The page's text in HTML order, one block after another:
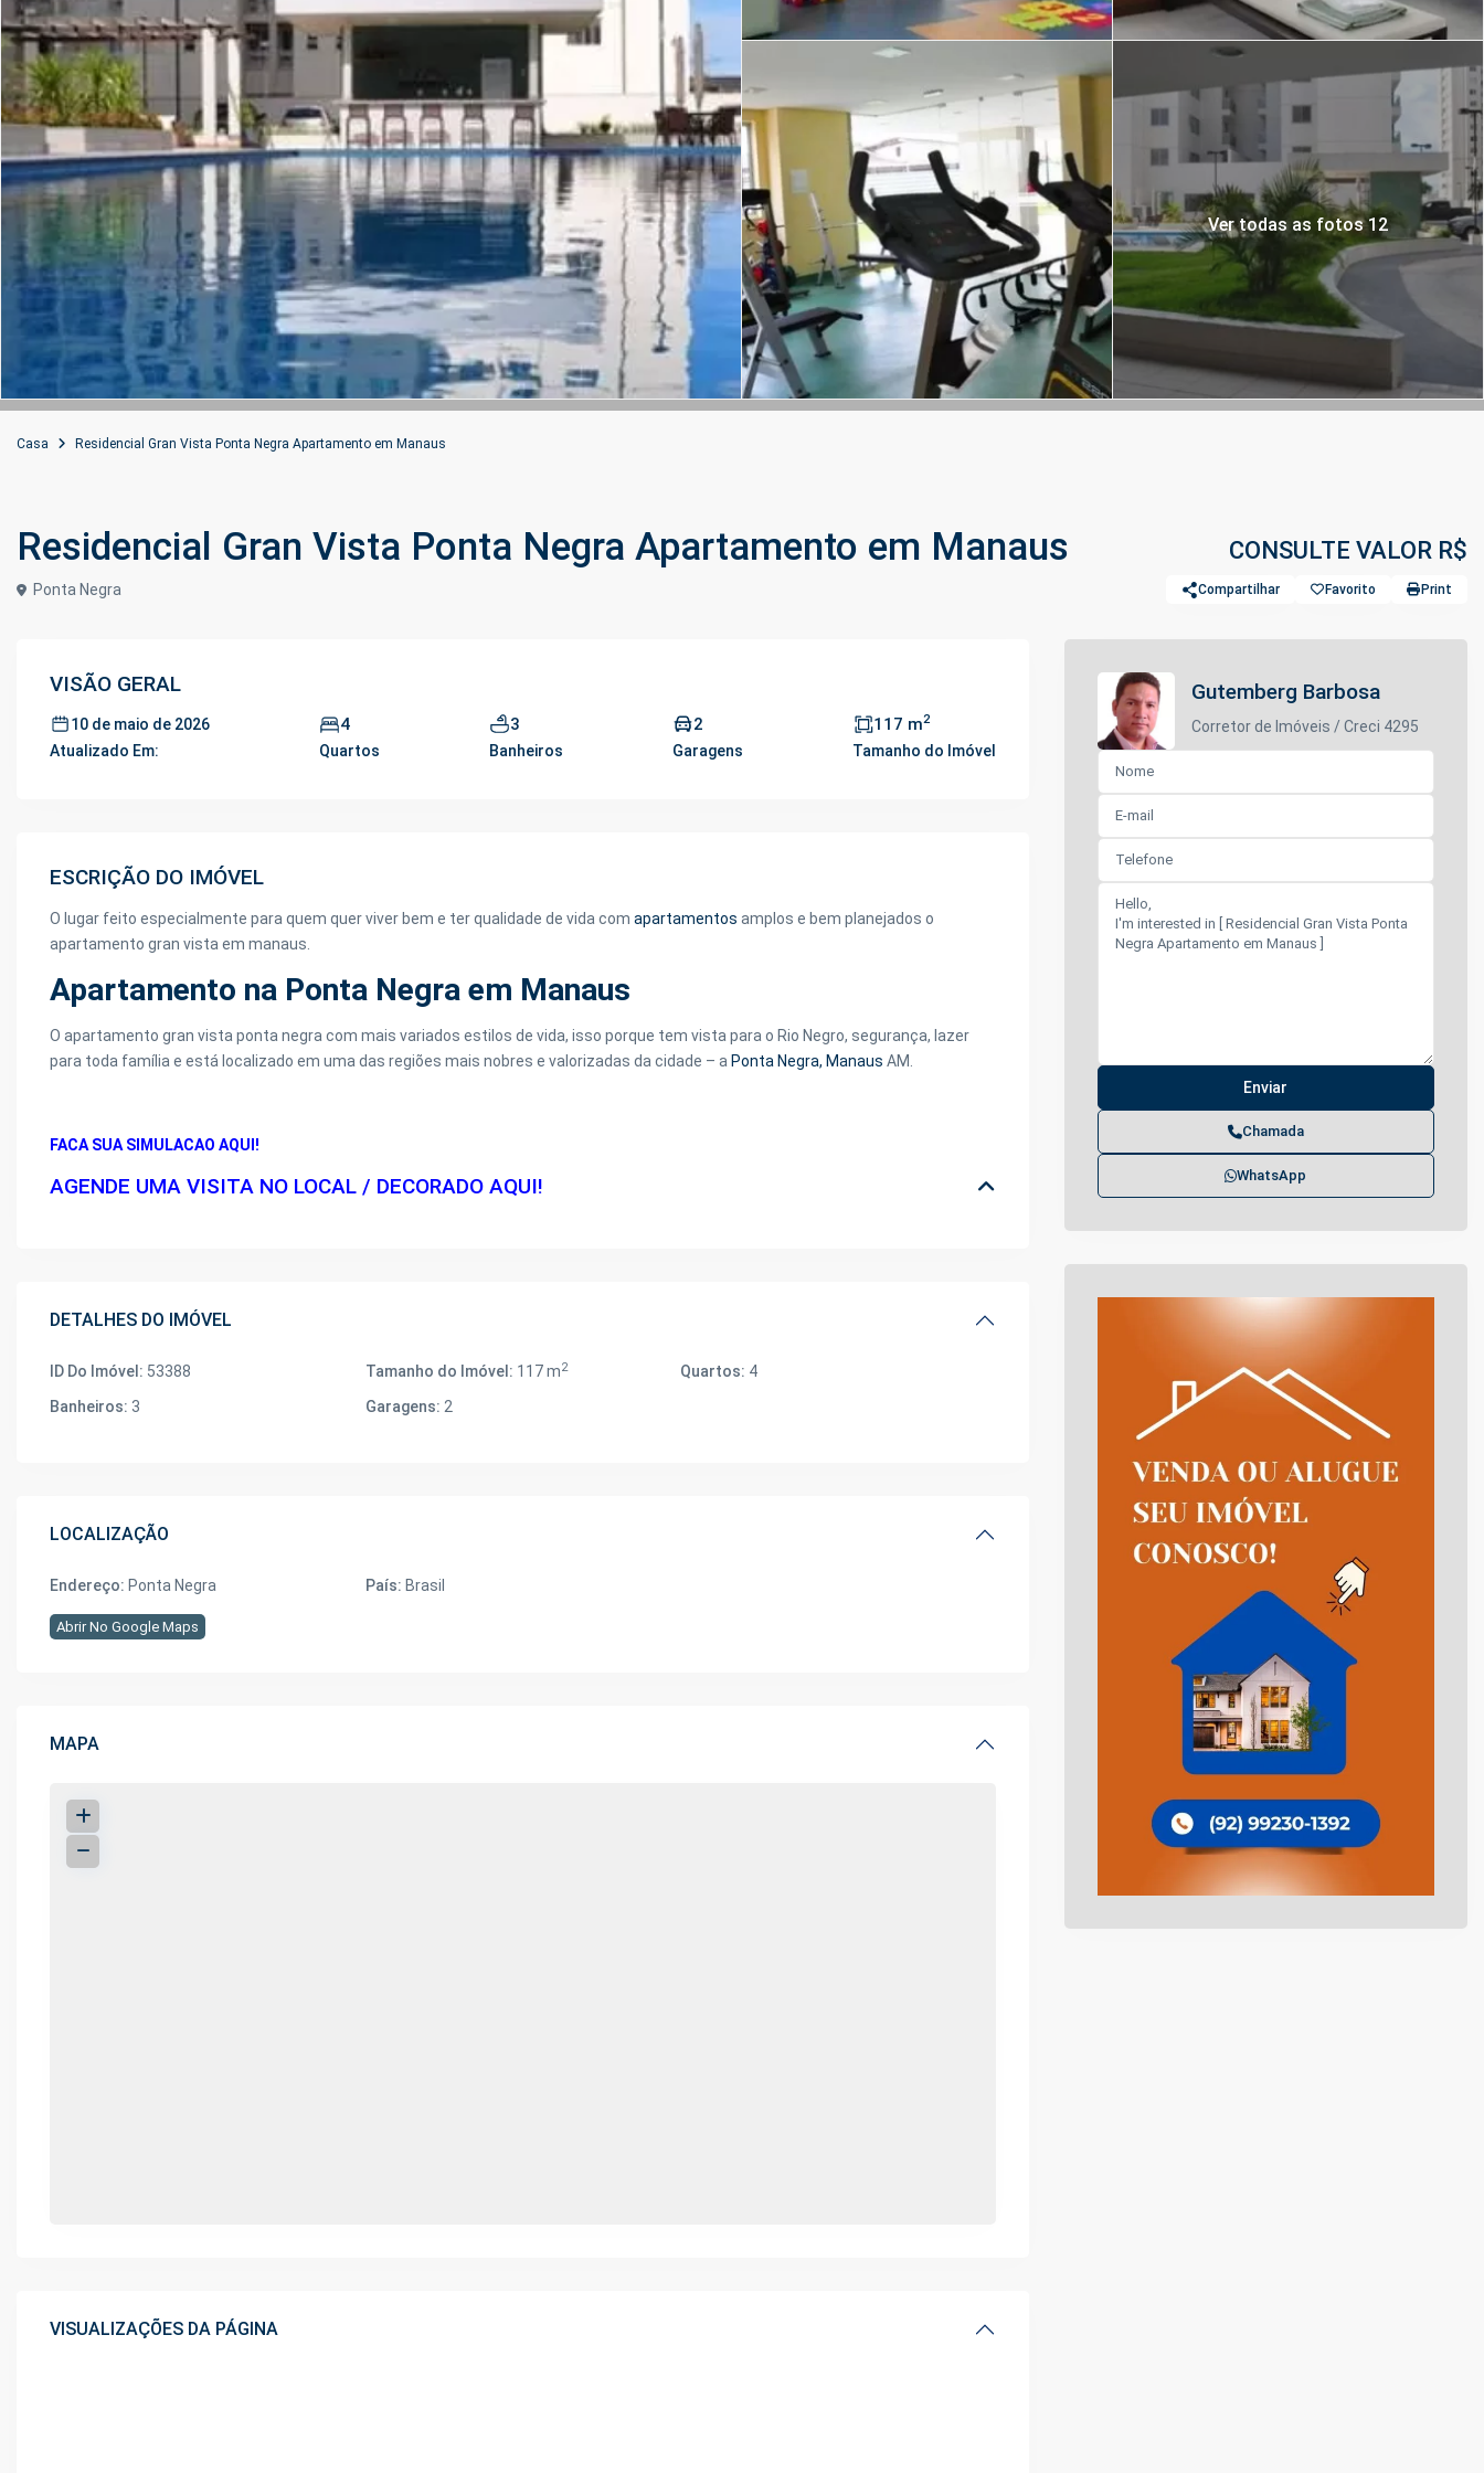
Ver todas as fotos 12
Casa Residencial Gran Vista Ponta Negra Apartamento em Manaus
Residencial Gran Vista Ponta Negra Apartamento em Manaus CONSULTE VALOR R$
Ponta Negra Compartilhar Favorito Print
VISÃO GERAL
10 de maio de 2026
Atualizado Em:
4
Quartos
3
Banheiros
2
Garagens
117 m2
Tamanho do Imóvel
ESCRIÇÃO DO IMÓVEL
O lugar feito especialmente para quem quer viver bem e ter qualidade de vida com apartamentos amplos e bem planejados o
apartamento gran vista em manaus.
Apartamento na Ponta Negra em Manaus
O apartamento gran vista ponta negra com mais variados estilos de vida, isso porque tem vista para o Rio Negro, segurança, lazer
para toda família e está localizado em uma das regiões mais nobres e valorizadas da cidade – a Ponta Negra, Manaus AM.
FACA SUA SIMULACAO AQUI!
AGENDE UMA VISITA NO LOCAL / DECORADO AQUI!
DETALHES DO IMÓVEL
ID Do Imóvel: 53388 Tamanho do Imóvel: 117 m2 Quartos: 4
Banheiros: 3 Garagens: 2
LOCALIZAÇÃO
Endereço: Ponta Negra País: Brasil
Abrir No Google Maps
MAPA
VISUALIZAÇÕES DA PÁGINA
Gutemberg Barbosa
Corretor de Imóveis / Creci 4295
Chamada
WhatsApp